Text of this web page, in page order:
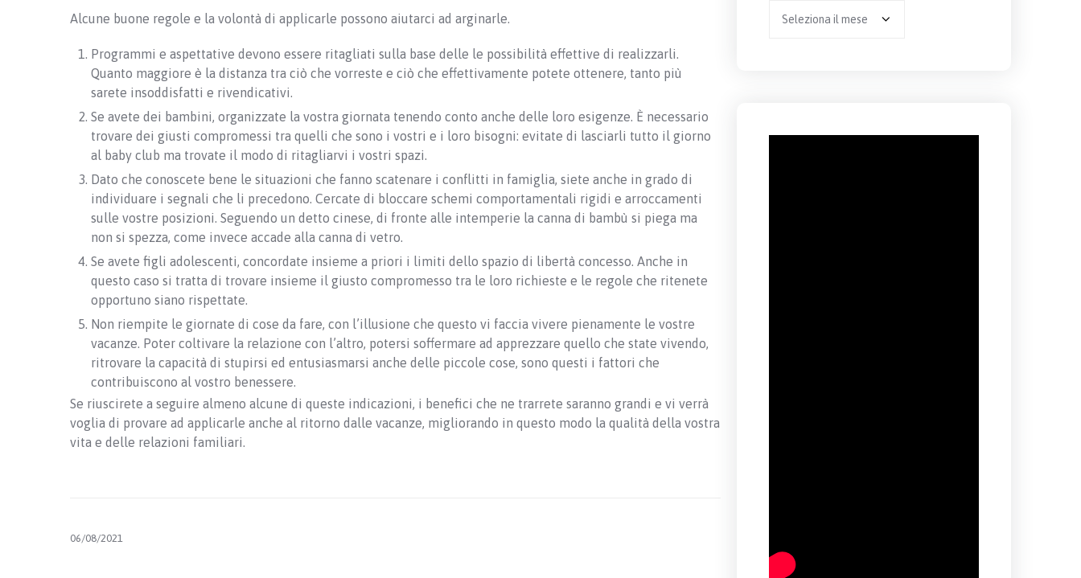
Alcune buone regole e la volontà di applicarle possono aiutarci ad arginarle.
Programmi e aspettative devono essere ritagliati sulla base delle le possibilità effettive di realizzarli.
Quanto maggiore è la distanza tra ciò che vorreste e ciò che effettivamente potete ottenere, tanto più
sarete insoddisfatti e rivendicativi.
Se avete dei bambini, organizzate la vostra giornata tenendo conto anche delle loro esigenze. È necessario
trovare dei giusti compromessi tra quelli che sono i vostri e i loro bisogni: evitate di lasciarli tutto il giorno
al baby club ma trovate il modo di ritagliarvi i vostri spazi.
Dato che conoscete bene le situazioni che fanno scatenare i conflitti in famiglia, siete anche in grado di
individuare i segnali che li precedono. Cercate di bloccare schemi comportamentali rigidi e arroccamenti
sulle vostre posizioni. Seguendo un detto cinese, di fronte alle intemperie la canna di bambù si piega ma
non si spezza, come invece accade alla canna di vetro.
Se avete figli adolescenti, concordate insieme a priori i limiti dello spazio di libertà concesso. Anche in
questo caso si tratta di trovare insieme il giusto compromesso tra le loro richieste e le regole che ritenete
opportuno siano rispettate.
Non riempite le giornate di cose da fare, con l’illusione che questo vi faccia vivere pienamente le vostre
vacanze. Poter coltivare la relazione con l’altro, potersi soffermare ad apprezzare quello che state vivendo,
ritrovare la capacità di stupirsi ed entusiasmarsi anche delle piccole cose, sono questi i fattori che
contribuiscono al vostro benessere.
Se riuscirete a seguire almeno alcune di queste indicazioni, i benefici che ne trarrete saranno grandi e vi verrà
voglia di provare ad applicarle anche al ritorno dalle vacanze, migliorando in questo modo la qualità della vostra
vita e delle relazioni familiari.
06/08/2021
per